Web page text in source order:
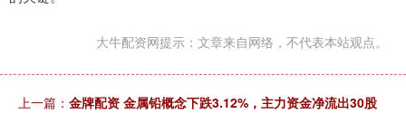
大牛配资网提示：文章来自网络，不代表本站观点。
上一篇： 金牌配资 金属铅概念下跌3.12%，主力资金净流出30股